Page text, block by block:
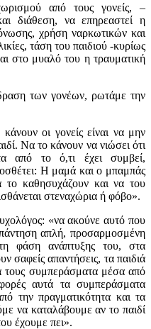
από τους γονείς, –
διάθεση, να επηρεαστεί η
χρήση ναρκωτικών και
τάση του παιδιού -κυρίως
στο μυαλό του η τραυματική
των γονέων, ρωτάμε την
οι γονείς είναι να μην
Να το κάνουν να νιώσει ότι
από το ό,τι έχει συμβεί,
Η μαμά και ο μπαμπάς
το καθησυχάζουν και να του
στεναχώρια ή φόβο».
«να ακούνε αυτό που
απλή, προσαρμοσμένη
φάση ανάπτυξης του, στα
σαφείς απαντήσεις, τα παιδιά
τους συμπεράσματα μέσα από
αυτά τα συμπεράσματα
την πραγματικότητα και τα
να καταλάβουμε αν το παιδί
έχουμε πει».